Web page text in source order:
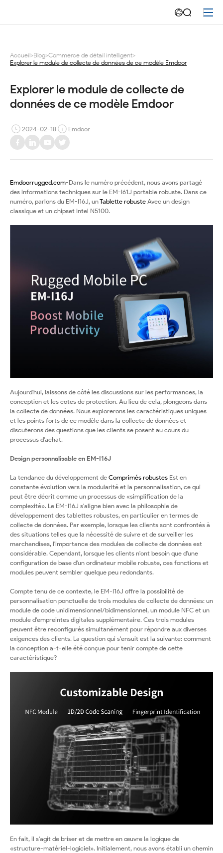
le
module
de
collecte
de
données
de
modèle
Emdoor
Accueil>Blog>Commerce de détail intelligent>
Explorer le module de collecte de données de ce modèle Emdoor
Explorer le module de collecte de
données de ce modèle Emdoor
2024-02-18 Emdoor
Emdoorrugged.com-Dans le numéro précédent, nous avons partagé
des informations techniques sur le EM-I61J portable robuste. Dans ce
numéro, parlons du EM-I16J, unTablette robuste Avec un design
classique et un chipset Intel N5100.
Aujourd'hui, laissons de côté les discussions sur les performances, la
conception et les cotes de protection. Au lieu de cela, plongeons dans
la collecte de données. Nous explorerons les caractéristiques uniques
et les points forts de ce modèle dans la collecte de données et
discuterons des questions que les clients se posent au cours du
processus d'achat.
Design personnalisable en EM-I16J
La tendance du développement de Comprimés robustes Est en
constante évolution vers la modularité et la personnalisation, ce qui
peut être décrit comme un processus de «simplification de la
complexité». Le EM-I16J s'aligne bien avec la philosophie de
développement des tablettes robustes, en particulier en termes de
collecte de données. Par exemple, lorsque les clients sont confrontés à
des situations telles que la nécessité de suivre et de surveiller les
marchandises, l'importance des modules de collecte de données est
considérable. Cependant, lorsque les clients n'ont besoin que d'une
configuration de base d'un ordinateur mobile robuste, ces fonctions et
modules peuvent sembler quelque peu redondants.
Compte tenu de ce contexte, le EM-I16J offre la possibilité de
personnalisation ponctuelle de trois modules de collecte de données: un
module de code unidimensionnel/bidimensionnel, un module NFC et un
module d'empreintes digitales supplémentaire. Ces trois modules
peuvent être reconfigurés simultanément pour répondre aux diverses
exigences des clients. La question qui s'ensuit est la suivante: comment
la conception a-t-elle été conçue pour tenir compte de cette
caractéristique?
En fait, il s'agit de briser et de mettre en œuvre la logique de
«structure-matériel-logiciel». Initialement, nous avons établi un chemin